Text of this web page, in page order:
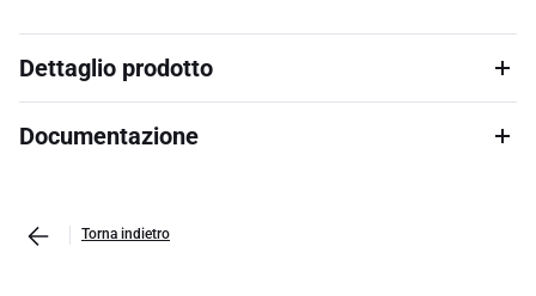
Dettaglio prodotto
Documentazione
Torna indietro